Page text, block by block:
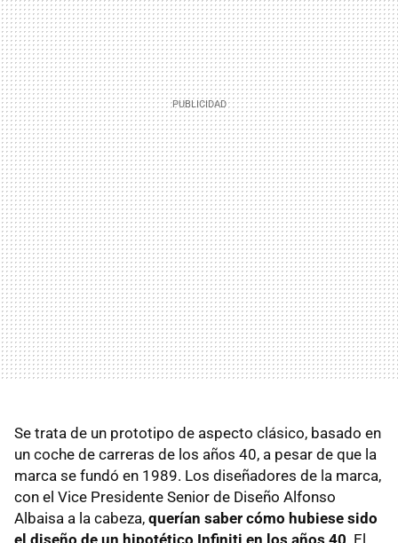
Se trata de un prototipo de aspecto clásico, basado en
un coche de carreras de los años 40, a pesar de que la
marca se fundó en 1989. Los diseñadores de la marca,
con el Vice Presidente Senior de Diseño Alfonso
Albaisa a la cabeza, querían saber cómo hubiese sido
el diseño de un hipotético Infiniti en los años 40 . El